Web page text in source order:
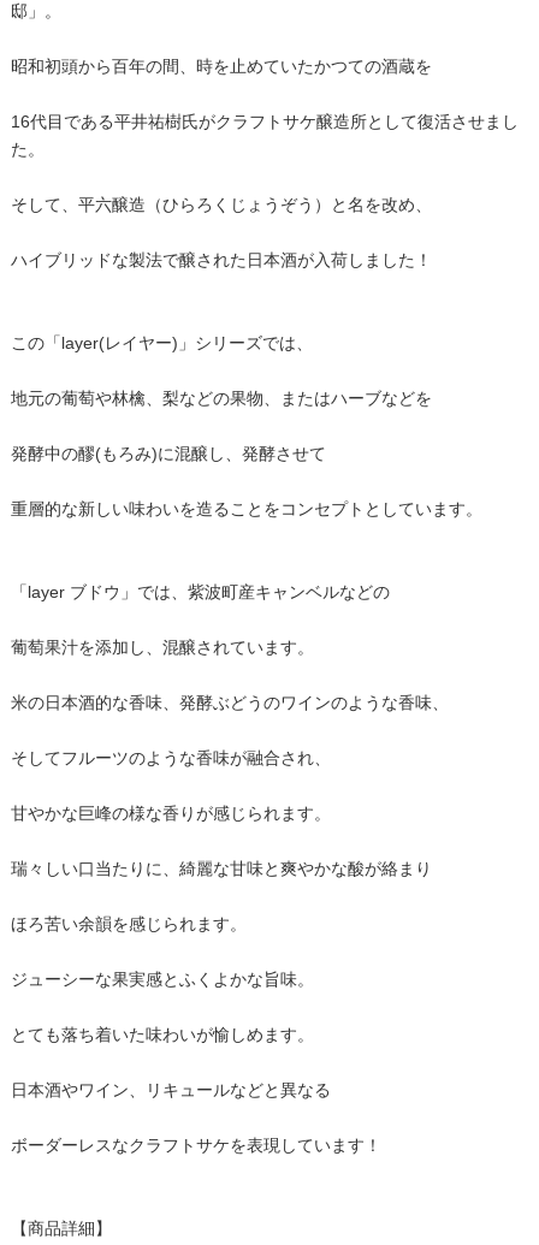
邸」。
昭和初頭から百年の間、時を止めていたかつての酒蔵を
16代目である平井祐樹氏がクラフトサケ醸造所として復活させまし
た。
そして、平六醸造（ひらろくじょうぞう）と名を改め、
ハイブリッドな製法で醸された日本酒が入荷しました！
この「layer(レイヤー)」シリーズでは、
地元の葡萄や林檎、梨などの果物、またはハーブなどを
発酵中の醪(もろみ)に混醸し、発酵させて
重層的な新しい味わいを造ることをコンセプトとしています。
「layer ブドウ」では、紫波町産キャンベルなどの
葡萄果汁を添加し、混醸されています。
米の日本酒的な香味、発酵ぶどうのワインのような香味、
そしてフルーツのような香味が融合され、
甘やかな巨峰の様な香りが感じられます。
瑞々しい口当たりに、綺麗な甘味と爽やかな酸が絡まり
ほろ苦い余韻を感じられます。
ジューシーな果実感とふくよかな旨味。
とても落ち着いた味わいが愉しめます。
日本酒やワイン、リキュールなどと異なる
ボーダーレスなクラフトサケを表現しています！
【商品詳細】